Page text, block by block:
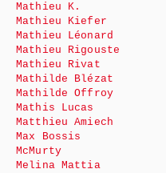
Mathieu K.
Mathieu Kiefer
Mathieu Léonard
Mathieu Rigouste
Mathieu Rivat
Mathilde Blézat
Mathilde Offroy
Mathis Lucas
Matthieu Amiech
Max Bossis
McMurty
Melina Mattia